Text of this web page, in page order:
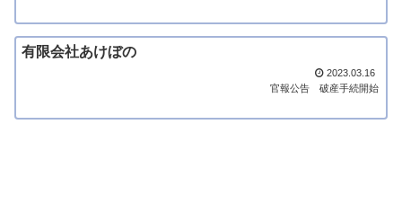
有限会社あけぼの
2023.03.16
官報公告
破産手続開始